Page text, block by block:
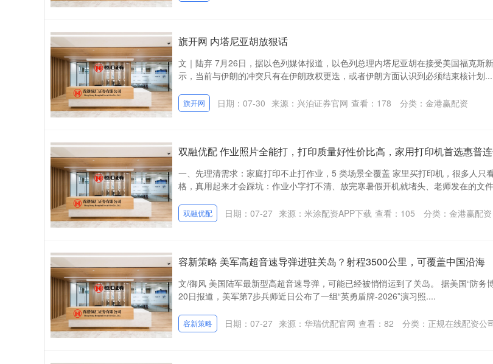
旗开网 内塔尼亚胡放狠话
文｜陆弃 7月26日，据以色列媒体报道，以色列总理内塔尼亚胡在接受美国福克斯
示，当前与伊朗的冲突只有在伊朗政权更迭，或者伊朗方面认识到必须结束核计划
旗开网 日期：07-30 来源：兴泊证券官网 查看： 178 分类： 金港赢配资
双融优配 作业照片全能打，打印质量好性价比高，家用打印机首选惠普
一、先理清需求：家庭打印不止打作业，5 类场景全覆盖 家里买打印机，很多人只
格，真用起来才会踩坑：作业小字打不清、放完寒暑假开机就堵头、老师发在的文
双融优配 日期：07-27 来源：米涂配资APP下载 查看： 105 分类： 金港赢配资
容新策略 美军高超音速导弹进驻关岛？射程3500公里，可覆盖中国沿海
文/御风 美国陆军最新型高超音速导弹，可能已经被悄悄运到了关岛。 据美国“防务
20日报道，美军第7步兵师近日公布了一组“英勇盾牌-2026”演习照....
容新策略 日期：07-27 来源：华瑞优配官网 查看： 82 分类： 正规在线配资公